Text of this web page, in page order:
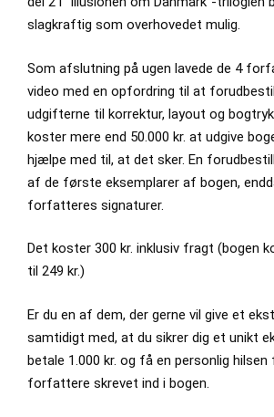
slagkraftig som overhovedet mulig.
Som afslutning på ugen lavede de 4
video med en opfordring til at
udgifterne til korrektur, layout og
koster mere end 50.000 kr. at udgive
hjælpe med til, at det sker. En
af de første eksemplarer af bogen,
forfatteres signaturer.
Det koster 300 kr. inklusiv fragt (bogen
til 249 kr.)
Er du en af dem, der gerne vil give et
samtidigt med, at du sikrer dig et unikt
betale 1.000 kr. og få en personlig hilsen
forfattere skrevet ind i bogen.